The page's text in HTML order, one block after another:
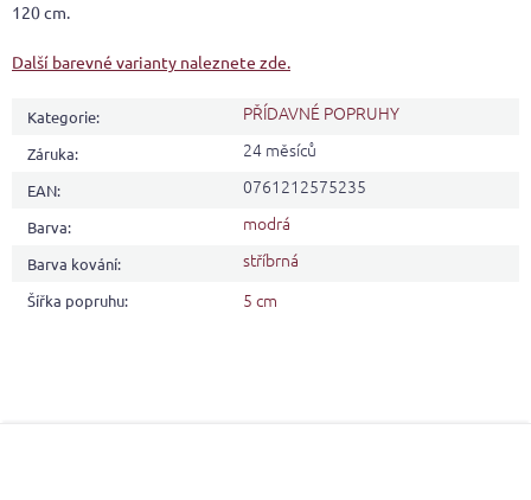
120 cm.
Další barevné varianty naleznete zde.
Kategorie: PŘÍDAVNÉ POPRUHY
Záruka: 24 měsíců
EAN: 0761212575235
Barva: modrá
Barva kování: stříbrná
Šířka popruhu: 5 cm